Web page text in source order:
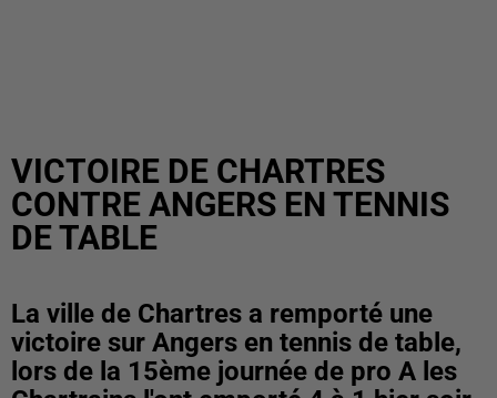
VICTOIRE DE CHARTRES
CONTRE ANGERS EN TENNIS
DE TABLE
La ville de Chartres a remporté une
victoire sur Angers en tennis de table,
lors de la 15ème journée de pro A les